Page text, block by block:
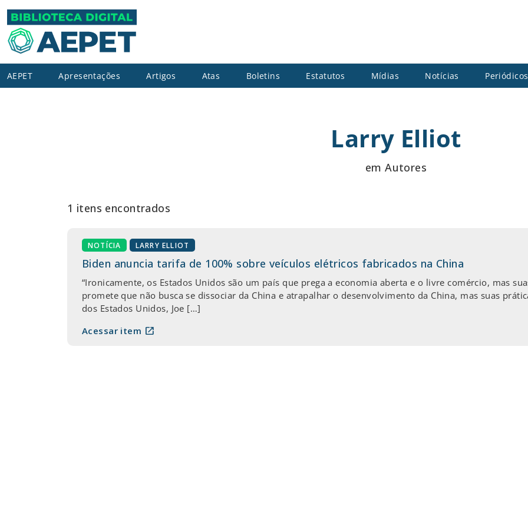
AEPET Apresentações Artigos Atas Boletins Estatutos Mídias Notícias Periódicos
Larry Elliot
em Autores
1 itens encontrados
NOTÍCIA LARRY ELLIOT
Biden anuncia tarifa de 100% sobre veículos elétricos fabricados na China
“Ironicamente, os Estados Unidos são um país que prega a economia aberta e o livre comércio, mas
promete que não busca se dissociar da China e atrapalhar o desenvolvimento da China, mas suas
dos Estados Unidos, Joe […]
Acessar item open_in_new